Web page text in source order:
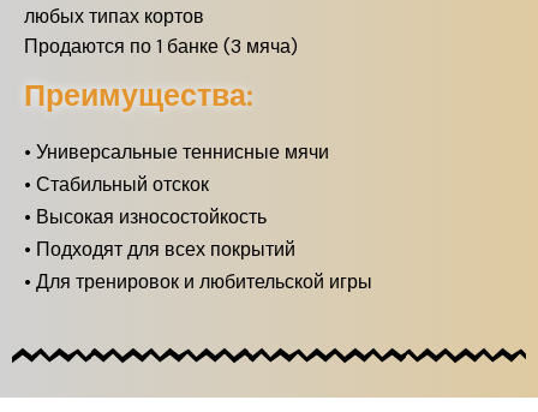
любых типах кортов
Продаются по 1 банке (3 мяча)
Преимущества:
• Универсальные теннисные мячи
• Стабильный отскок
• Высокая износостойкость
• Подходят для всех покрытий
• Для тренировок и любительской игры